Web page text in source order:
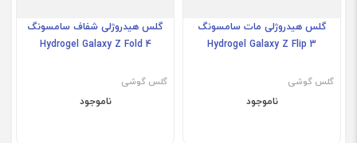
گلس هیدروژلی مات سامسونگ
Hydrogel Galaxy Z Flip 3
گلس گوشی
ناموجود
گلس هیدروژلی شفاف سامسونگ
Hydrogel Galaxy Z Fold 4
گلس گوشی
ناموجود